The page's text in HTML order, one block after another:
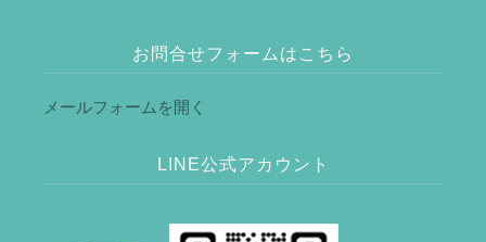
お問合せフォームはこちら
メールフォームを開く
LINE公式アカウント